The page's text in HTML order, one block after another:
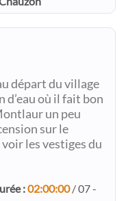
départ du village
d’eau où il fait bon
un peu
sur le
les vestiges du
:02:00:00/ 07 -